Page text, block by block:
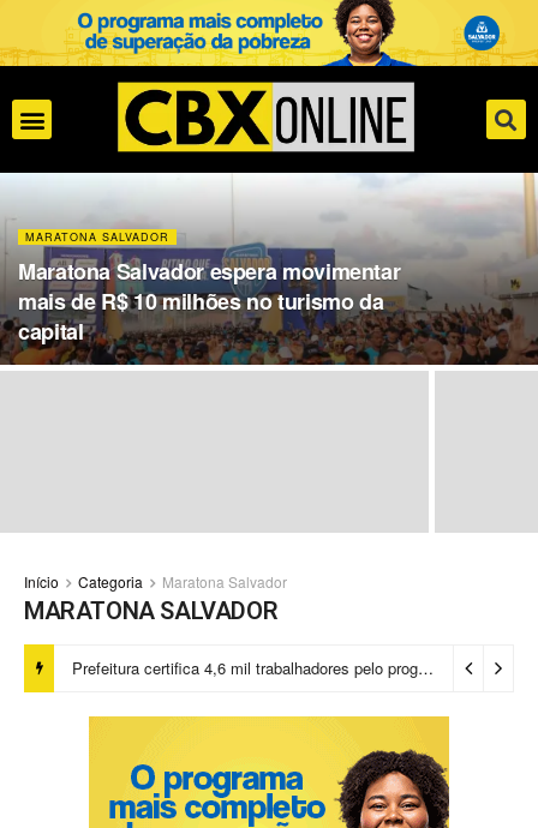
MARATONA SALVADOR
Maratona Salvador espera movimentar
mais de R$ 10 milhões no turismo da
capital
Início Categoria Maratona Salvador
MARATONA SALVADOR
Prefeitura certifica 4,6 mil trabalhadores pelo programa Treinar para Empregar e realiza Feirão de Empregabilidade